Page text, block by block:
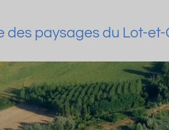
des paysages du Lot-